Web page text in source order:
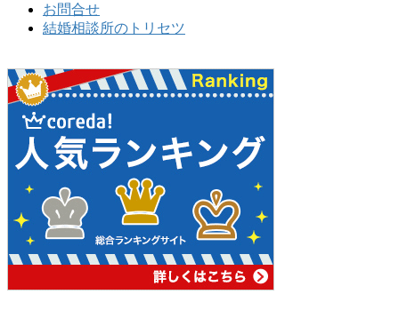
お問合せ
結婚相談所のトリセツ